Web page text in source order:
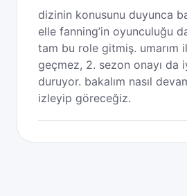
dizinin konusunu duyunca
elle fanning’in oyunculuğu
tam bu role gitmiş. umarım
geçmez, 2. sezon onayı da
duruyor. bakalım nasıl
izleyip göreceğiz.